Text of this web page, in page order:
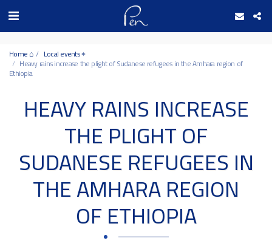
Date and time 8/8/2026 0:35:25 التاريخ والوقت
Home ⌂ Local events ⌖
Heavy rains increase the plight of Sudanese refugees in the Amhara region of
Ethiopia
HEAVY RAINS INCREASE
THE PLIGHT OF
SUDANESE REFUGEES IN
THE AMHARA REGION
OF ETHIOPIA